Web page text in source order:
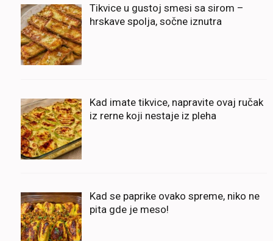
Tikvice u gustoj smesi sa sirom –
hrskave spolja, sočne iznutra
Kad imate tikvice, napravite ovaj ručak
iz rerne koji nestaje iz pleha
Kad se paprike ovako spreme, niko ne
pita gde je meso!